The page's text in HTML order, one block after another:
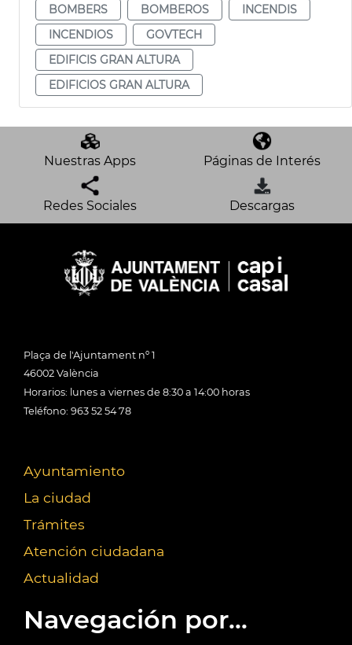
BOMBERS
BOMBEROS
INCENDIS
INCENDIOS
GOVTECH
EDIFICIS GRAN ALTURA
EDIFICIOS GRAN ALTURA
Nuestras Apps Páginas de Interés
Redes Sociales Descargas
Plaça de l'Ajuntament nº 1
46002 València
Horarios: lunes a viernes de 8:30 a 14:00 horas
Teléfono: 963 52 54 78
Ayuntamiento
La ciudad
Trámites
Atención ciudadana
Actualidad
Navegación por...